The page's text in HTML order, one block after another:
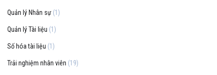
Quản lý Nhân sự (1)
Quản lý Tài liệu (1)
Số hóa tài liệu (1)
Trải nghiệm nhân viên (19)